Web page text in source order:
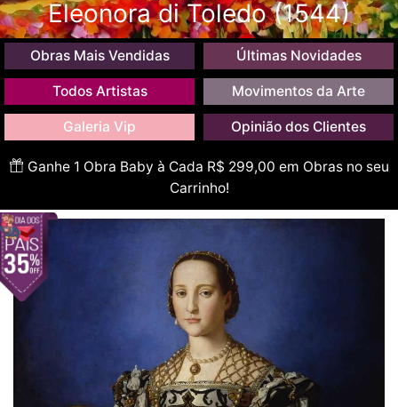
Eleonora di Toledo (1544)
Obras Mais Vendidas Últimas Novidades
Todos Artistas Movimentos da Arte
Galeria Vip Opinião dos Clientes
Ganhe 1 Obra Baby à Cada R$ 299,00 em Obras no seu
Carrinho!